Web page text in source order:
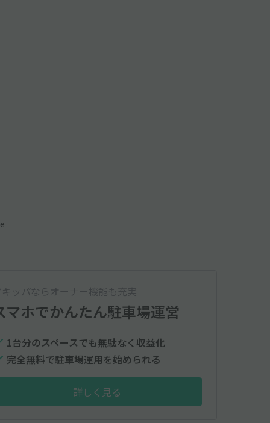
ッパならオーナー機能も充実
マホでかんたん駐車場運営
1台分のスペースでも無駄なく収益化
完全無料で駐車場運用を始められる
詳しく見る